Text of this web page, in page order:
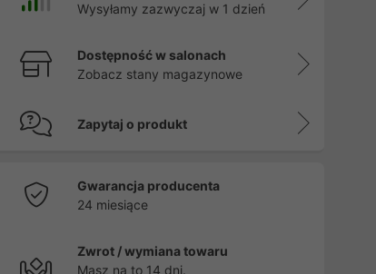
Wysyłamy zazwyczaj w 1 dzień
Dostępność w salonach
Zobacz stany magazynowe
Zapytaj o produkt
Gwarancja producenta
24 miesiące
Zwrot / wymiana towaru
Masz na to 14 dni.